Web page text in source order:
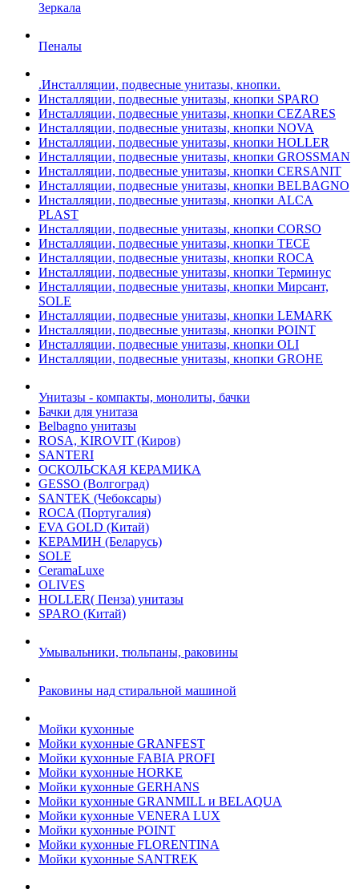
Зеркала
Пеналы
.Инсталляции, подвесные унитазы, кнопки.
Инсталляции, подвесные унитазы, кнопки SPARO
Инсталляции, подвесные унитазы, кнопки CEZARES
Инсталляции, подвесные унитазы, кнопки NOVA
Инсталляции, подвесные унитазы, кнопки HOLLER
Инсталляции, подвесные унитазы, кнопки GROSSMAN
Инсталляции, подвесные унитазы, кнопки CERSANIT
Инсталляции, подвесные унитазы, кнопки BELBAGNO
Инсталляции, подвесные унитазы, кнопки ALCA
PLAST
Инсталляции, подвесные унитазы, кнопки CORSO
Инсталляции, подвесные унитазы, кнопки TECE
Инсталляции, подвесные унитазы, кнопки ROCA
Инсталляции, подвесные унитазы, кнопки Терминус
Инсталляции, подвесные унитазы, кнопки Мирсант,
SOLE
Инсталляции, подвесные унитазы, кнопки LEMARK
Инсталляции, подвесные унитазы, кнопки POINT
Инсталляции, подвесные унитазы, кнопки OLI
Инсталляции, подвесные унитазы, кнопки GROHE
Унитазы - компакты, монолиты, бачки
Бачки для унитаза
Belbagno унитазы
ROSA, KIROVIT (Киров)
SANTERI
ОСКОЛЬСКАЯ КЕРАМИКА
GESSO (Волгоград)
SANTEK (Чебоксары)
ROCA (Португалия)
EVA GOLD (Китай)
KЕРАМИН (Беларусь)
SOLE
CeramaLuxe
OLIVES
HOLLER( Пенза) унитазы
SPARO (Китай)
Умывальники, тюльпаны, раковины
Раковины над стиральной машиной
Мойки кухонные
Мойки кухонные GRANFEST
Мойки кухонные FABIA PROFI
Мойки кухонные HORKE
Мойки кухонные GERHANS
Мойки кухонные GRANMILL и BELAQUA
Мойки кухонные VENERA LUX
Мойки кухонные POINT
Мойки кухонные FLORENTINA
Мойки кухонные SANTREK